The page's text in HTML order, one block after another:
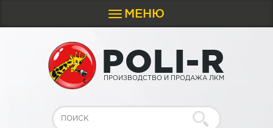
Toggle
navigation
МЕНЮ
POLI-R
ПРОИЗВОДСТВО И ПРОДАЖА ЛКМ